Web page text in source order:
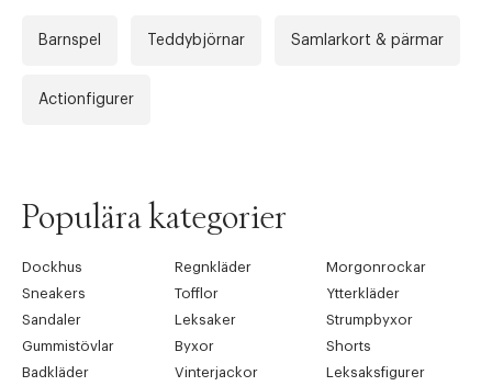
Barnspel Teddybjörnar Samlarkort & pärmar
Actionfigurer
Populära kategorier
Dockhus Regnkläder
Morgonrockar
Sneakers
Tofflor
Ytterkläder
Sandaler
Leksaker
Strumpbyxor
Gummistövlar
Byxor
Shorts
Badkläder
Vinterjackor Leksaksfigurer